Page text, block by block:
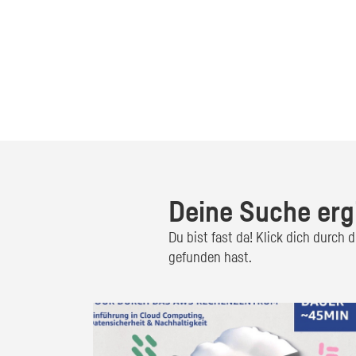
Deine Suche
Du bist fast da! Klick dich durch
gefunden hast.